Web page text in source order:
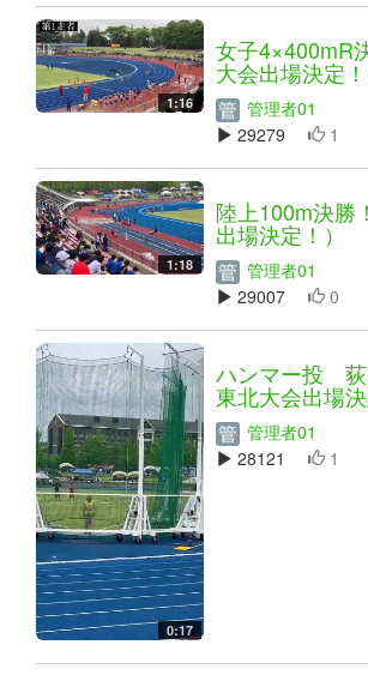
1:16
女子4×400mR
大会出場決定
管理者01
29279
1
1:18
陸上100m決勝
出場決定！）
管理者01
29007
0
0:17
ハンマー投
東北大会出場
管理者01
28121
1